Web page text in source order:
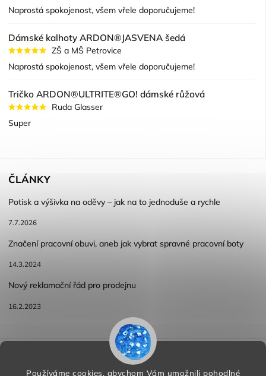
Používáme cookies, abychom Vám umožnili pohodlné
Naprostá spokojenost, všem vřele doporučujeme!
Dámské kalhoty ARDON®JASVENA šedá
ZŠ a MŠ Petrovice
Naprostá spokojenost, všem vřele doporučujeme!
Tričko ARDON®ULTRITE®GO! dámské růžová
Ruda Glasser
Super
ČLÁNKY
Potisk a výšivka na oděvy – jak na to jednoduše a rychle
7.7.2026
Značení pracovní obuvi, aneb jak vybrat spravné pracovní boty
14.3.2024
Nový reklamační řád pro prodejnu
16.2.2023
Reklamace a vracení zboží
Podmínky ochrany osobních údajů